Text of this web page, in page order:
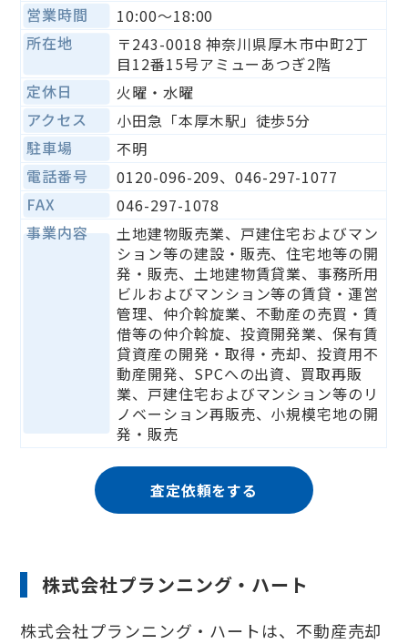
営業時間
10:00～18:00
所在地
〒243-0018 神奈川県厚木市中町2丁
目12番15号アミューあつぎ2階
定休日
火曜・水曜
アクセス
小田急「本厚木駅」徒歩5分
駐車場
不明
電話番号
0120-096-209、046-297-1077
FAX
046-297-1078
事業内容
土地建物販売業、戸建住宅およびマン
ション等の建設・販売、住宅地等の開
発・販売、土地建物賃貸業、事務所用
ビルおよびマンション等の賃貸・運営
管理、仲介斡旋業、不動産の売買・賃
借等の仲介斡旋、投資開発業、保有賃
貸資産の開発・取得・売却、投資用不
動産開発、SPCへの出資、買取再販
業、戸建住宅およびマンション等のリ
ノベーション再販売、小規模宅地の開
発・販売
査定依頼をする
株式会社プランニング・ハート
株式会社プランニング・ハートは、不動産売却